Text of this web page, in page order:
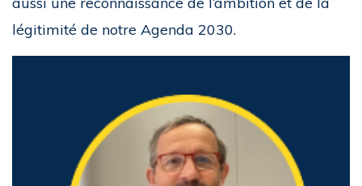
légitimité de notre Agenda 2030.